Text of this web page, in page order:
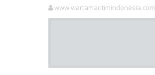
www.wartamaritimindonesia.com